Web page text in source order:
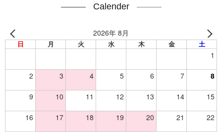
Calender
2026年 8月
日 月 火 水 木 金 土
1
2 3 4 5 6 7 8
9 10 11 12 13 14 15
16 17 18 19 20 21 22